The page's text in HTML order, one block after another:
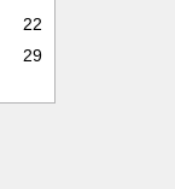
22
29